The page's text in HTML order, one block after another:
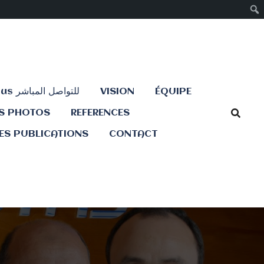
Contactez-nous للتواصل المباشر VISION ÉQUIPE
PHOTOS REFERENCES
PUBLICATIONS CONTACT